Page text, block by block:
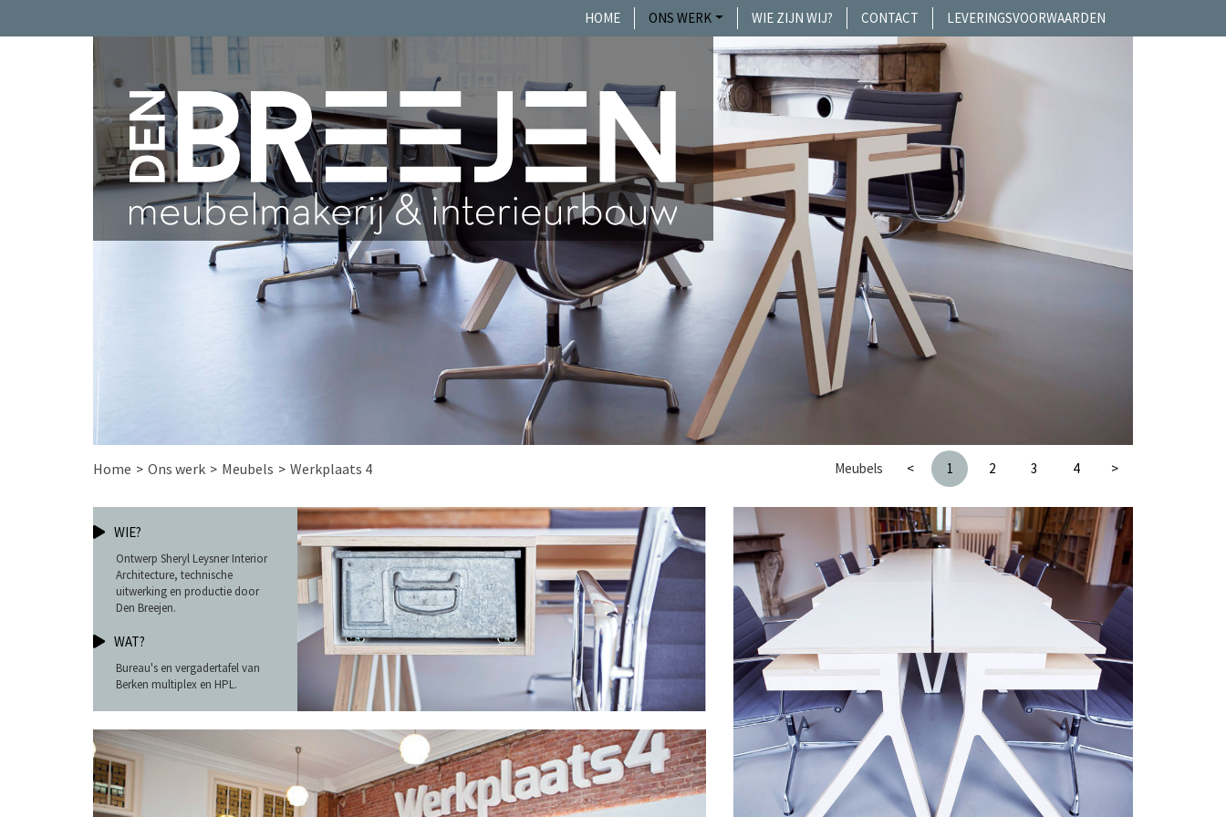
HOME ONS WERK WIE ZIJN WIJ? CONTACT LEVERINGSVOORWAARDEN
Home Ons werk Meubels Werkplaats 4 Meubels < 1 2 3 4 >
WIE?
Ontwerp Sheryl Leysner Interior
Architecture, technische
uitwerking en productie door
Den Breejen.
WAT?
Bureau's en vergadertafel van
Berken multiplex en HPL.